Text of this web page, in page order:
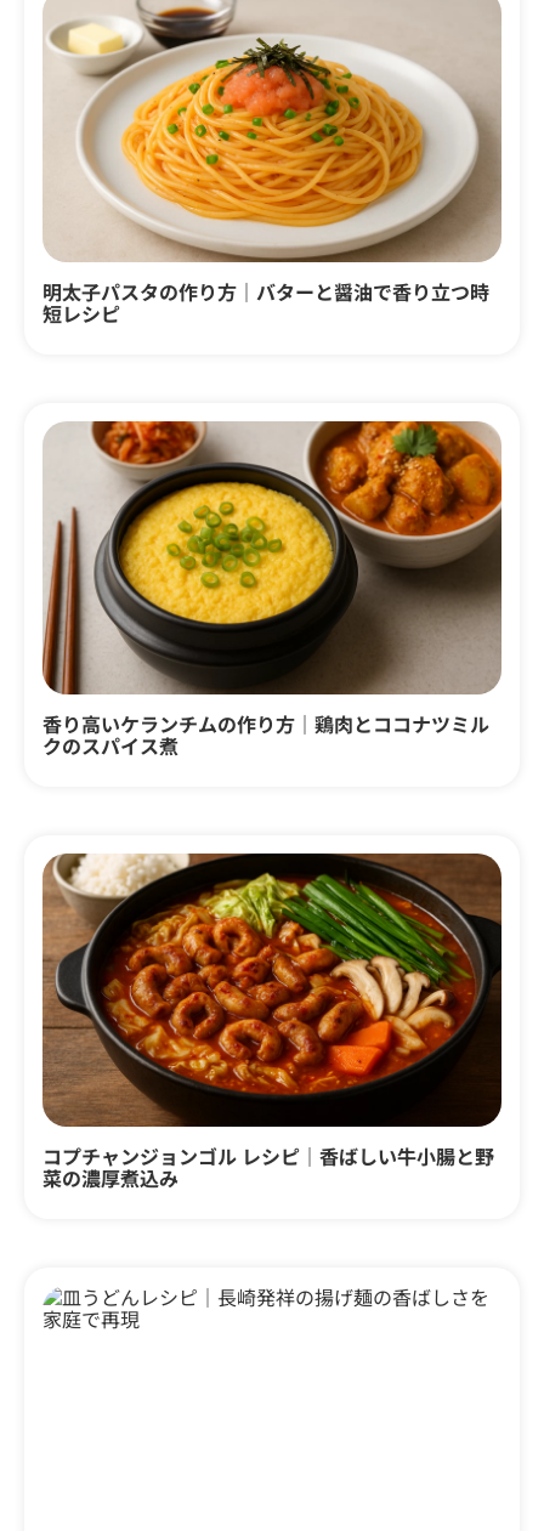
明太子パスタの作り方｜バターと醤油で香り立つ時
短レシピ
香り高いケランチムの作り方｜鶏肉とココナツミル
クのスパイス煮
コプチャンジョンゴル レシピ｜香ばしい牛小腸と野
菜の濃厚煮込み